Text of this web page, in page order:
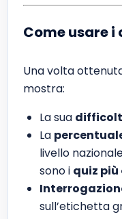
Come usare
Una volta
mostra:
La sua
La
livello
sono i quiz
sull’etichetta